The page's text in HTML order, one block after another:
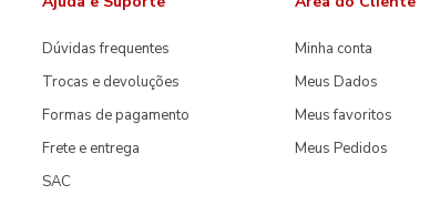
Dúvidas frequentes
Trocas e devoluções
Formas de pagamento
Frete e entrega
SAC
Minha conta
Meus Dados
Meus favoritos
Meus Pedidos